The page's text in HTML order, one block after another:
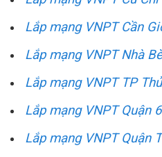
Lắp mạng VNPT Cần
Lắp mạng VNPT Nhà Bè
Lắp mạng VNPT TP
Lắp mạng VNPT Quận 6
Lắp mạng VNPT Quận